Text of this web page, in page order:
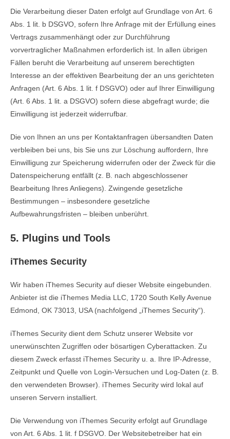
Die Verarbeitung dieser Daten erfolgt auf Grundlage von Art. 6
Abs. 1 lit. b DSGVO, sofern Ihre Anfrage mit der Erfüllung eines
Vertrags zusammenhängt oder zur Durchführung
vorvertraglicher Maßnahmen erforderlich ist. In allen übrigen
Fällen beruht die Verarbeitung auf unserem berechtigten
Interesse an der effektiven Bearbeitung der an uns gerichteten
Anfragen (Art. 6 Abs. 1 lit. f DSGVO) oder auf Ihrer Einwilligung
(Art. 6 Abs. 1 lit. a DSGVO) sofern diese abgefragt wurde; die
Einwilligung ist jederzeit widerrufbar.
Die von Ihnen an uns per Kontaktanfragen übersandten Daten
verbleiben bei uns, bis Sie uns zur Löschung auffordern, Ihre
Einwilligung zur Speicherung widerrufen oder der Zweck für die
Datenspeicherung entfällt (z. B. nach abgeschlossener
Bearbeitung Ihres Anliegens). Zwingende gesetzliche
Bestimmungen – insbesondere gesetzliche
Aufbewahrungsfristen – bleiben unberührt.
5. Plugins und Tools
iThemes Security
Wir haben iThemes Security auf dieser Website eingebunden.
Anbieter ist die iThemes Media LLC, 1720 South Kelly Avenue
Edmond, OK 73013, USA (nachfolgend „iThemes Security“).
iThemes Security dient dem Schutz unserer Website vor
unerwünschten Zugriffen oder bösartigen Cyberattacken. Zu
diesem Zweck erfasst iThemes Security u. a. Ihre IP-Adresse,
Zeitpunkt und Quelle von Login-Versuchen und Log-Daten (z. B.
den verwendeten Browser). iThemes Security wird lokal auf
unseren Servern installiert.
Die Verwendung von iThemes Security erfolgt auf Grundlage
von Art. 6 Abs. 1 lit. f DSGVO. Der Websitebetreiber hat ein